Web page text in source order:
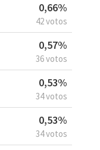
0,66%
42 votos
0,57%
36 votos
0,53%
34 votos
0,53%
34 votos